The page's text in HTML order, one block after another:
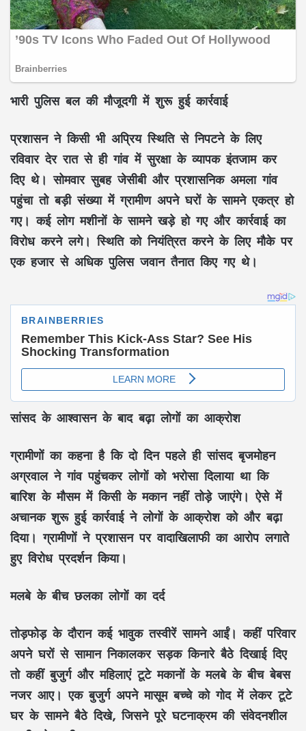
भारी पुलिस बल की मौजूदगी में शुरू हुई कार्रवाई
प्रशासन ने किसी भी अप्रिय स्थिति से निपटने के लिए
रविवार देर रात से ही गांव में सुरक्षा के व्यापक इंतजाम कर
दिए थे। सोमवार सुबह जेसीबी और प्रशासनिक अमला गांव
पहुंचा तो बड़ी संख्या में ग्रामीण अपने घरों के सामने एकत्र हो
गए। कई लोग मशीनों के सामने खड़े हो गए और कार्रवाई का
विरोध करने लगे। स्थिति को नियंत्रित करने के लिए मौके पर
एक हजार से अधिक पुलिस जवान तैनात किए गए थे।
सांसद के आश्वासन के बाद बढ़ा लोगों का आक्रोश
ग्रामीणों का कहना है कि दो दिन पहले ही सांसद बृजमोहन
अग्रवाल ने गांव पहुंचकर लोगों को भरोसा दिलाया था कि
बारिश के मौसम में किसी के मकान नहीं तोड़े जाएंगे। ऐसे में
अचानक शुरू हुई कार्रवाई ने लोगों के आक्रोश को और बढ़ा
दिया। ग्रामीणों ने प्रशासन पर वादाखिलाफी का आरोप लगाते
हुए विरोध प्रदर्शन किया।
मलबे के बीच छलका लोगों का दर्द
तोड़फोड़ के दौरान कई भावुक तस्वीरें सामने आईं। कहीं परिवार
अपने घरों से सामान निकालकर सड़क किनारे बैठे दिखाई दिए
तो कहीं बुजुर्ग और महिलाएं टूटे मकानों के मलबे के बीच बेबस
नजर आए। एक बुजुर्ग अपने मासूम बच्चे को गोद में लेकर टूटे
घर के सामने बैठे दिखे, जिसने पूरे घटनाक्रम की संवेदनशील